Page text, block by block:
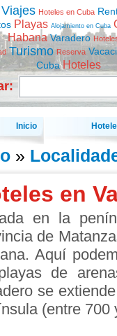
Viajes Hoteles en Cuba
Playas Alojamiento en Cuba
Habana Varadero
Turismo Reserva
Cuba Hoteles
Inicio
»
en
en la
de
Aquí
de
se
(entre 700